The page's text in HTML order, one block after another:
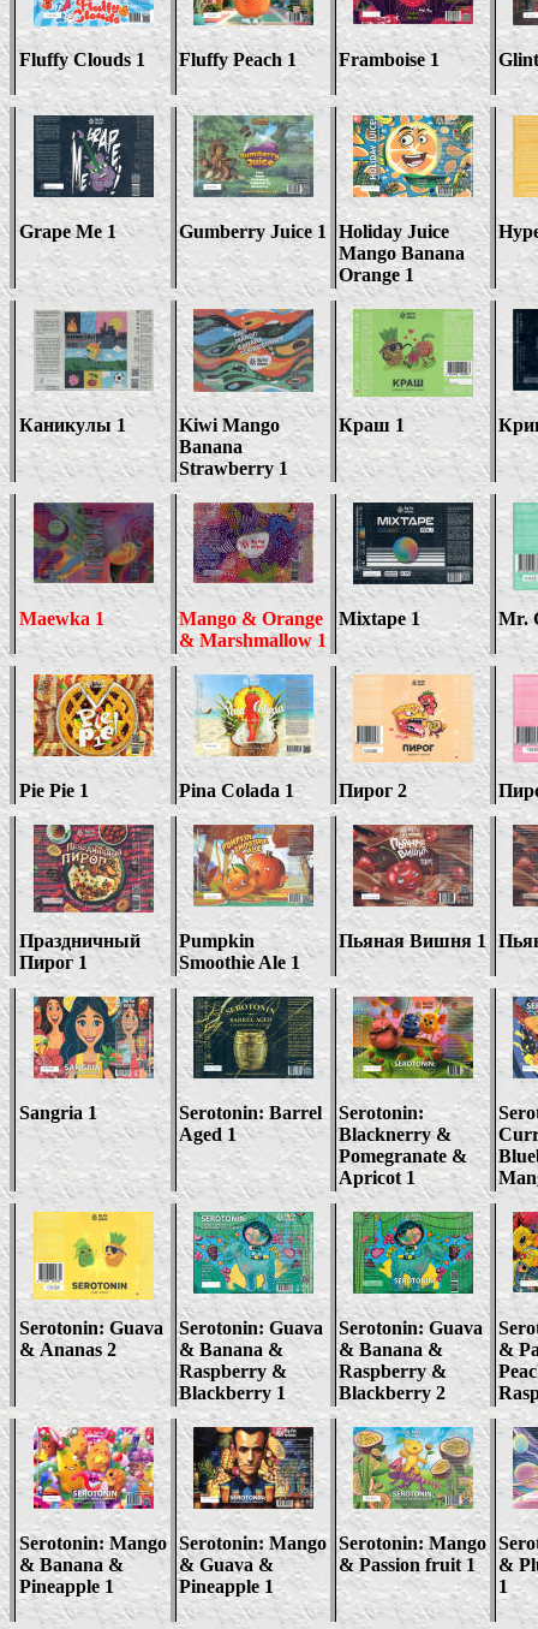
Fluffy Clouds 1 Fluffy Peach 1 Framboise1
Grape Me 1 Gumberry Juice 1
Holiday Juice
Mango Banana
Orange 1
Каникулы 1
Kiwi Mango
Banana
Strawberry 1
Краш 1
Maewka 1
Mango & Orange
& Marshmallow 1
Mixtape 1 Mr.
Pie Pie 1 Pina Colada 1 Пирог 2
Праздничный
Пирог 1
Pumpkin
Smoothie Ale 1
Пьяная Вишня 1
Sangria 1 Serotonin: Barrel
Aged 1
Serotonin:
Blacknerry &
Pomegranate &
Apricot 1
Serotonin: Guava
&Ananas 2
Serotonin: Guava
& Banana &
Raspberry &
Blackberry 1
Serotonin: Guava
& Banana &
Raspberry &
Blackberry 2
&
Serotonin: Mango
& Banana &
Pineapple1
Serotonin: Mango
& Guava &
Pineapple 1
Serotonin: Mango
&Passion fruit 1
&
1